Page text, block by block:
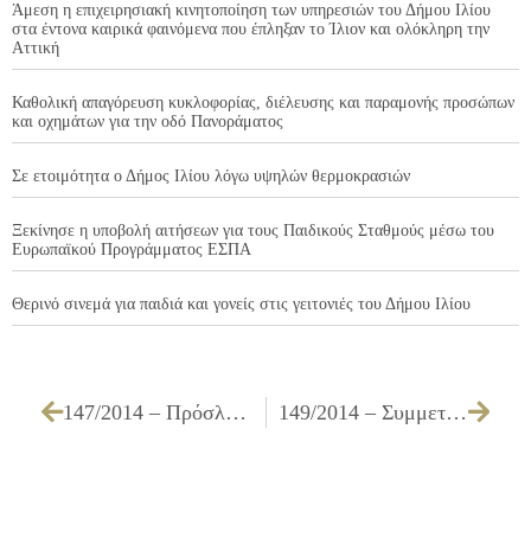
Άμεση η επιχειρησιακή κινητοποίηση των υπηρεσιών του Δήμου Ιλίου
στα έντονα καιρικά φαινόμενα που έπληξαν το Ίλιον και ολόκληρη την
Αττική
Καθολική απαγόρευση κυκλοφορίας, διέλευσης και παραμονής προσώπων
και οχημάτων για την οδό Πανοράματος
Σε ετοιμότητα ο Δήμος Ιλίου λόγω υψηλών θερμοκρασιών
Ξεκίνησε η υποβολή αιτήσεων για τους Παιδικούς Σταθμούς μέσω του
Ευρωπαϊκού Προγράμματος ΕΣΠΑ
Θερινό σινεμά για παιδιά και γονείς στις γειτονιές του Δήμου Ιλίου
147/2014 – Πρόσληψη προσωπικού καθηγητών φυσικής αγωγής με σχέση εργασίας ιδιωτικού δικαίου ορισμένου χρόνου για τα προγράμματα Αθλητισμού για Όλους (ΠΑγΟ) 2014 – 2015 149/2014 – Συμμετοχή υπαλλήλων των Παιδικών & Βρεφονηπιακών Σταθμών του Δήμου στο Διεθνές Συνέδριο του ΠΑΣΥΒΝ που θα διεξαχθεί στις 4 – 5 & 6 Απριλίου στη Θεσσαλονίκη